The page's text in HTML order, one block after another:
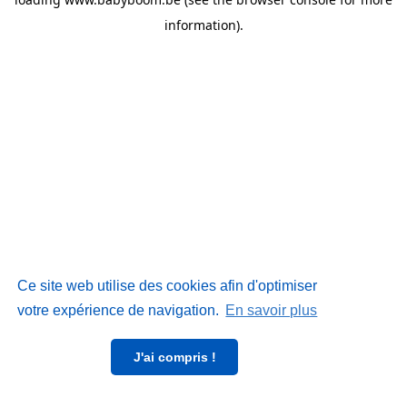
Ce site web utilise des cookies afin d'optimiser
votre expérience de navigation. En savoir plus
J'ai compris !
information).